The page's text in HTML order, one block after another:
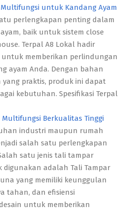
untuk Kandang Ayam
perlengkapan penting dalam
baik untuk sistem close
Terpal A8 Lokal hadir
memberikan perlindungan
ayam Anda. Dengan bahan
praktis, produk ini dapat
kebutuhan. Spesifikasi Terpal
Multifungsi Berkualitas Tinggi
industri maupun rumah
salah satu perlengkapan
satu jenis tali tampar
digunakan adalah Tali Tampar
yang memiliki keunggulan
tahan, dan efisiensi
untuk memberikan